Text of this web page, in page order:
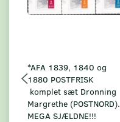
*AFA 1839, 1840 og
1880 POSTFRISK
komplet sæt Dronning
Margrethe (POSTNORD).
MEGA SJÆLDNE!!!